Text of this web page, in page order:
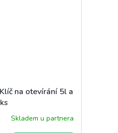
na otevírání 5l a
Skladem u partnera